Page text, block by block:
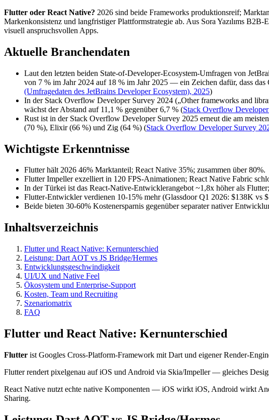
Flutter oder React Native? 2026 sind beide Frameworks produktionsreif;
Markenkonsistenz und langfristiger Plattformstrategie ab. Aus Sora Yazılıms
visuell anspruchsvollen Apps.
Aktuelle Branchendaten
Laut den letzten beiden State-of-Developer-Ecosystem-Umfragen von
von 7 % im Jahr 2024 auf 18 % im Jahr 2025 — ein Zeichen dafür, dass
(Umfragedaten des JetBrains Developer Ecosystem), 2025)
In der Stack Overflow Developer Survey 2024 („Other frameworks and
wächst der Abstand auf 11,1 % gegenüber 6,7 % (Stack Overflow
Rust ist in der Stack Overflow Developer Survey 2025 erneut die am
(70 %), Elixir (66 %) und Zig (64 %) (Stack Overflow Developer Survey
Wichtigste Erkenntnisse
Flutter hält 2026 46% Marktanteil; React Native 35%; zusammen über 80%.
Flutter Impeller exzelliert in 120 FPS-Animationen; React Native Fabric
In der Türkei ist das React-Native-Entwicklerangebot ~1,8x höher als
Flutter-Entwickler verdienen 10-15% mehr (Glassdoor Q1 2026: $138K vs
Beide bieten 30-60% Kostenersparnis gegenüber separater nativer
Inhaltsverzeichnis
Flutter und React Native: Kernunterschied
Leistung: Dart AOT vs JS Bridge/Hermes
Entwicklungsgeschwindigkeit
UI/UX und Native Feel
Ökosystem und Enterprise-Support
Kosten, Team und Recruiting
Szenariomatrix
FAQ
Flutter und React Native: Kernunterschied
Flutter ist Googles Cross-Platform-Framework mit Dart und eigener Render-
Flutter rendert pixelgenau auf iOS und Android via Skia/Impeller — gleiches
React Native nutzt echte native Komponenten — iOS wirkt iOS, Android wirkt
Sharing.